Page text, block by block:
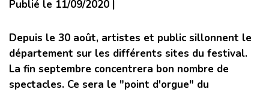
Publié le 11/09/2020 |
Depuis le 30 août, artistes et public sillonnent le
département sur les différents sites du festival.
La fin septembre concentrera bon nombre de
spectacles. Ce sera le "point d'orgue" du